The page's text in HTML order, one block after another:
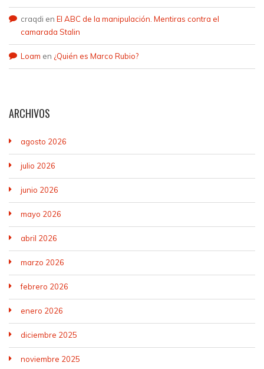
craqdi en El ABC de la manipulación. Mentiras contra el
camarada Stalin
Loam en ¿Quién es Marco Rubio?
ARCHIVOS
agosto 2026
julio 2026
junio 2026
mayo 2026
abril 2026
marzo 2026
febrero 2026
enero 2026
diciembre 2025
noviembre 2025